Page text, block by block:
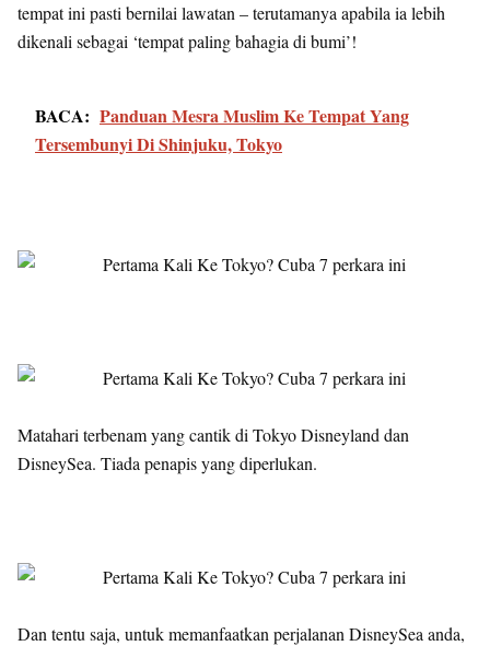
tempat ini pasti bernilai lawatan – terutamanya apabila ia lebih
dikenali sebagai ‘tempat paling bahagia di bumi’!
BACA: Panduan Mesra Muslim Ke Tempat Yang
Tersembunyi Di Shinjuku, Tokyo
Matahari terbenam yang cantik di Tokyo Disneyland dan
DisneySea. Tiada penapis yang diperlukan.
Dan tentu saja, untuk memanfaatkan perjalanan DisneySea anda,